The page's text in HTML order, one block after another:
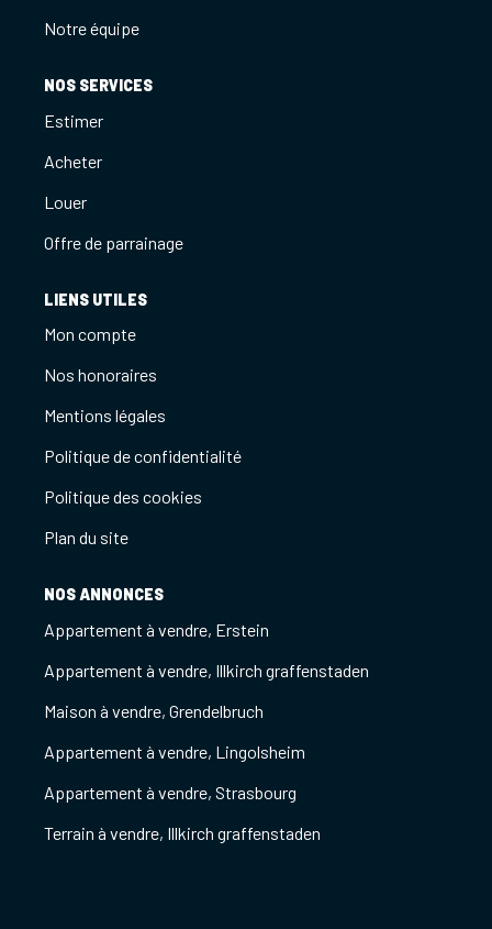
Notre équipe
NOS SERVICES
Estimer
Acheter
Louer
Offre de parrainage
LIENS UTILES
Mon compte
Nos honoraires
Mentions légales
Politique de confidentialité
Politique des cookies
Plan du site
NOS ANNONCES
Appartement à vendre, Erstein
Appartement à vendre, Illkirch graffenstaden
Maison à vendre, Grendelbruch
Appartement à vendre, Lingolsheim
Appartement à vendre, Strasbourg
Terrain à vendre, Illkirch graffenstaden